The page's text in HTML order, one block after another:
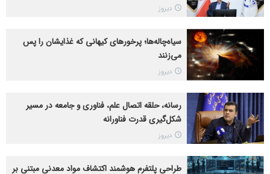
دیروز
سیاه‌چاله‌ها؛ پرخورهای کیهانی که غذایشان را پس
می‌زنند
دیروز
رسانه، حلقه اتصال علم، فناوری و جامعه در مسیر
شکل‌گیری قدرت فناورانه
دیروز
طراحی پلتفرم هوشمند اکتشاف مواد معدنی مبتنی بر